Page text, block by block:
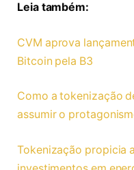
Leia também:
CVM aprova
Bitcoin pela B3
Como a tokenização
assumir o
Tokenização propicia